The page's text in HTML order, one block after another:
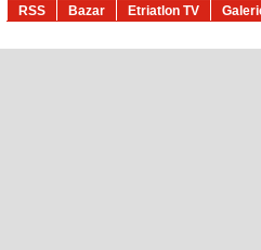
RSS Bazar Etriatlon TV